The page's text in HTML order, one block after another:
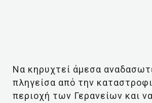
Να κηρυχτεί άμεσα
πληγείσα από την
περιοχή των Γερανείων και